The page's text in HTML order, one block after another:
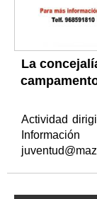
La
Actividad